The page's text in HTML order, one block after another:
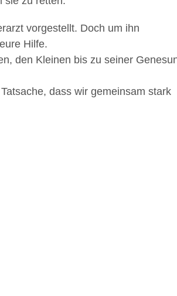
vorgestellt. Doch um ihn
Hilfe.
den Kleinen bis zu seiner
dass wir gemeinsam stark